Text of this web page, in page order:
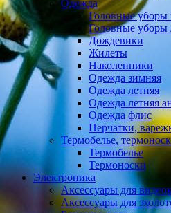
Одежда
Головные уборы
Головные уборы
Дождевики
Жилеты
Наколенники
Одежда зимняя
Одежда летняя
Одежда летняя
Одежда флис
Перчатки,
Термобелье,
Термобелье
Термоноски
Электроника
Аксессуары для
Аксессуары для